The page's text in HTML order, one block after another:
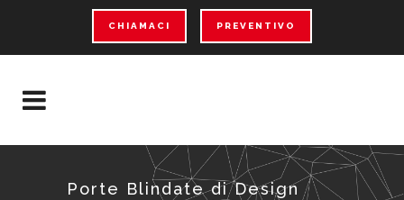
CHIAMACI PREVENTIVO
Porte Blindate di Design